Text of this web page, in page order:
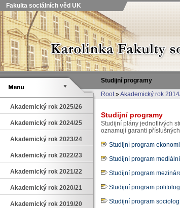
Fakulta sociálních věd UK
Studijní programy
Root»Akademický rok
Akademický rok 2025/26
Akademický rok 2024/25
Akademický rok 2023/24
Akademický rok 2022/23
Akademický rok 2021/22
Akademický rok 2020/21
Akademický rok 2019/20
Studijní programy
Studijní plány jednotlivých
oznamují garanti
Studijní program
Studijní program
Studijní program
Studijní program
Studijní program